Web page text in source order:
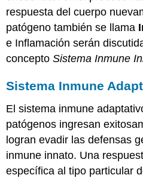
respuesta del cuerpo
patógeno también se llama
e Inflamación serán
conceptoSistema Inmune
Sistema Inmune
El sistema inmune
patógenos ingresan
logran evadir las defensas
inmune innato. Una
específica al tipo particular